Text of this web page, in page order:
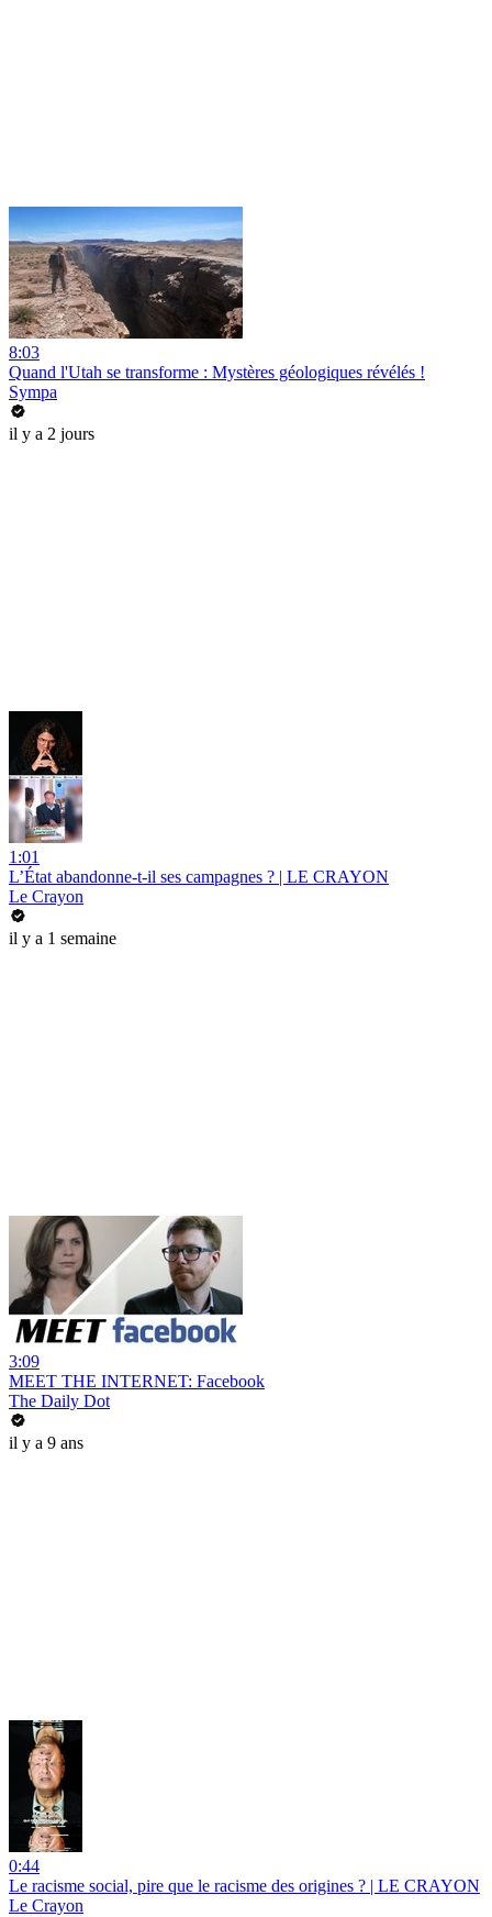
8:03
Quand l'Utah se transforme : Mystères géologiques révélés !
Sympa
il y a 2 jours
1:01
L’État abandonne-t-il ses campagnes ? | LE CRAYON
Le Crayon
il y a 1 semaine
3:09
MEET THE INTERNET: Facebook
The Daily Dot
il y a 9 ans
0:44
Le racisme social, pire que le racisme des origines ? | LE CRAYON
Le Crayon